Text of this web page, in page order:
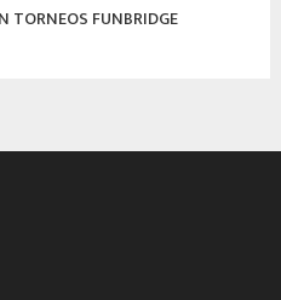
TORNEOS FUNBRIDGE